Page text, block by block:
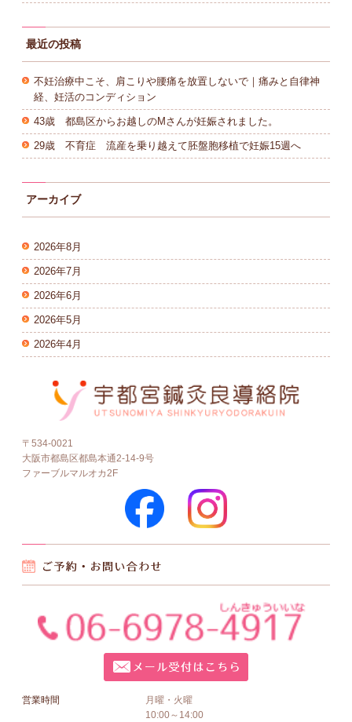
最近の投稿
不妊治療中こそ、肩こりや腰痛を放置しないで｜痛みと自律神
経、妊活のコンディション
43歳 都島区からお越しのMさんが妊娠されました。
29歳 不育症 流産を乗り越えて胚盤胞移植で妊娠15週へ
アーカイブ
2026年8月
2026年7月
2026年6月
2026年5月
2026年4月
〒534-0021
大阪市都島区都島本通2-14-9号
ファーブルマルオカ2F
営業時間
月曜・火曜
10:00～14:00